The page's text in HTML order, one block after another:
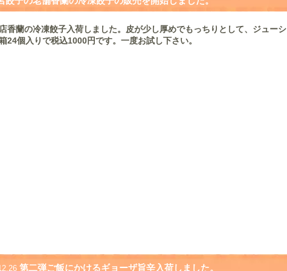
香蘭の冷凍餃子入荷しました。皮が少し厚めでもっちりとして、ジューシ
24個入りで税込1000円です。一度お試し下さい。
第二弾ご飯にかけるギョーザ旨辛入荷しました。